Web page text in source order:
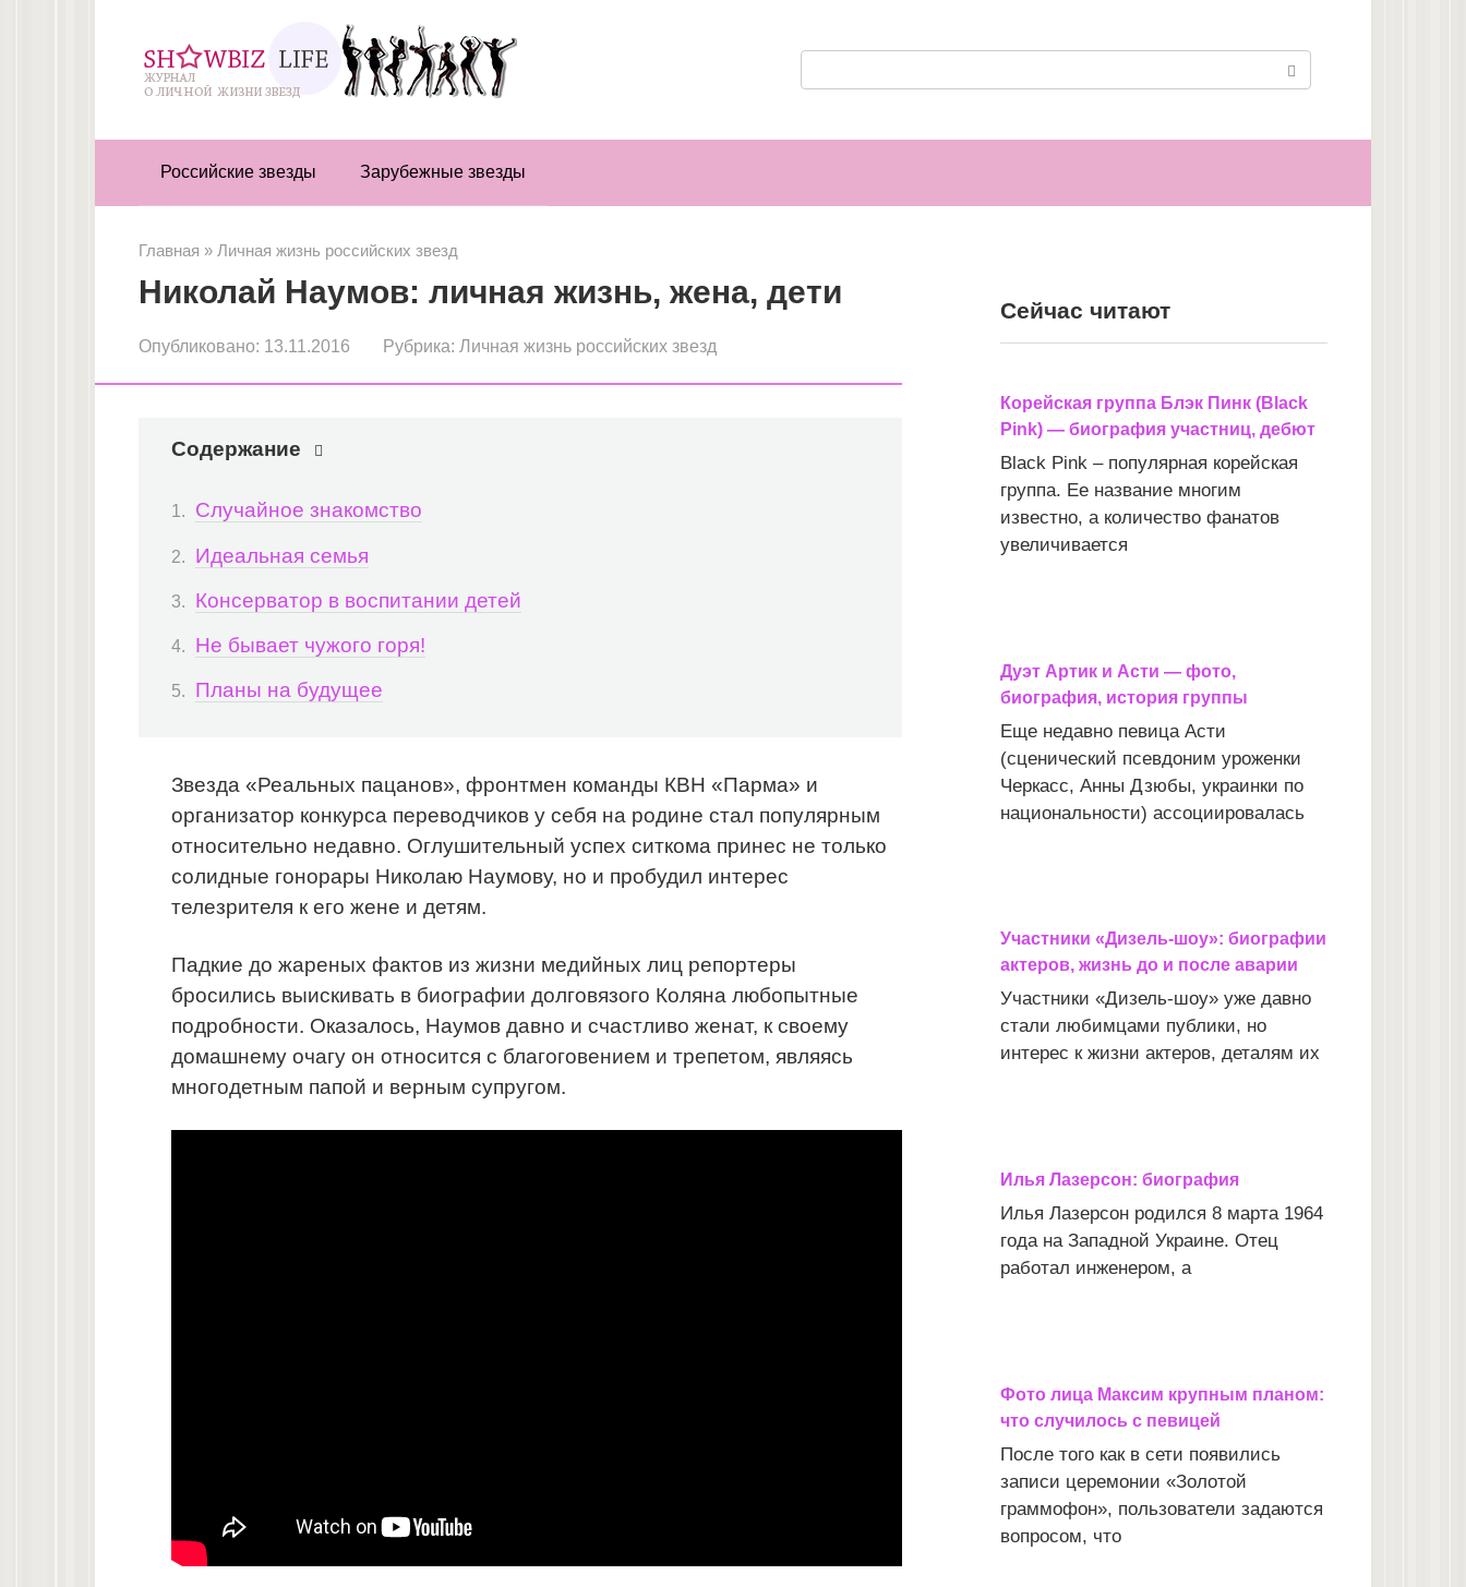
Российские звезды Зарубежные звезды
Главная » Личная жизнь российских звезд
Николай Наумов: личная жизнь, жена, дети
Опубликовано: 13.11.2016 Рубрика: Личная жизнь российских звезд
Содержание
Случайное знакомство
Идеальная семья
Консерватор в воспитании детей
Не бывает чужого горя!
Планы на будущее
Звезда «Реальных пацанов», фронтмен команды КВН «Парма» и
организатор конкурса переводчиков у себя на родине стал популярным
относительно недавно. Оглушительный успех ситкома принес не только
солидные гонорары Николаю Наумову, но и пробудил интерес
телезрителя к его жене и детям.
Падкие до жареных фактов из жизни медийных лиц репортеры
бросились выискивать в биографии долговязого Коляна любопытные
подробности. Оказалось, Наумов давно и счастливо женат, к своему
домашнему очагу он относится с благоговением и трепетом, являясь
многодетным папой и верным супругом.
Сейчас читают
Корейская группа Блэк Пинк (Black
Pink) — биография участниц, дебют
Black Pink – популярная корейская
группа. Ее название многим
известно, а количество фанатов
увеличивается
Дуэт Артик и Асти — фото,
биография, история группы
Еще недавно певица Асти
(сценический псевдоним уроженки
Черкасс, Анны Дзюбы, украинки по
национальности) ассоциировалась
Участники «Дизель-шоу»: биографии
актеров, жизнь до и после аварии
Участники «Дизель-шоу» уже давно
стали любимцами публики, но
интерес к жизни актеров, деталям их
Илья Лазерсон: биография
Илья Лазерсон родился 8 марта 1964
года на Западной Украине. Отец
работал инженером, а
Фото лица Максим крупным планом:
что случилось с певицей
После того как в сети появились
записи церемонии «Золотой
граммофон», пользователи задаются
вопросом, что